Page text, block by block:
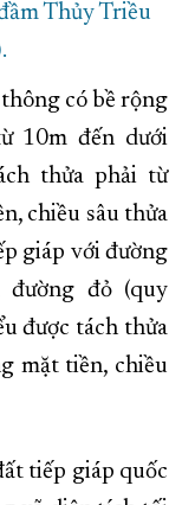
Thủy Triều
có bề rộng
10m đến dưới
thửa phải từ
chiều sâu thửa
giáp với đường
đỏ (quy
được tách thửa
mặt tiền, chiều
tiếp giáp quốc